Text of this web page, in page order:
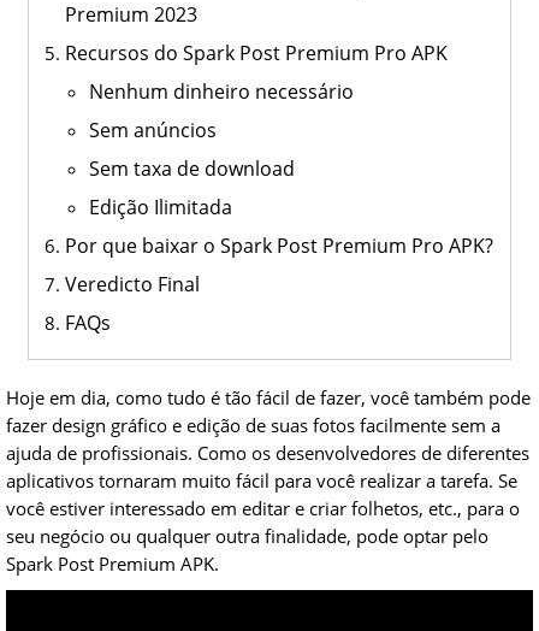
Premium 2023
Recursos do Spark Post Premium Pro APK
Nenhum dinheiro necessário
Sem anúncios
Sem taxa de download
Edição Ilimitada
Por que baixar o Spark Post Premium Pro APK?
Veredicto Final
FAQs
Hoje em dia, como tudo é tão fácil de fazer, você também pode
fazer design gráfico e edição de suas fotos facilmente sem a
ajuda de profissionais. Como os desenvolvedores de diferentes
aplicativos tornaram muito fácil para você realizar a tarefa. Se
você estiver interessado em editar e criar folhetos, etc., para o
seu negócio ou qualquer outra finalidade, pode optar pelo
Spark Post Premium APK.